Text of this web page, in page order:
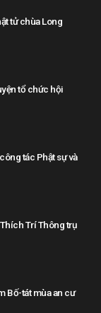
tử chùa Long
tổ chức hội
tác Phật sự và
Trí Thông trụ
Bố-tát mùa an cư